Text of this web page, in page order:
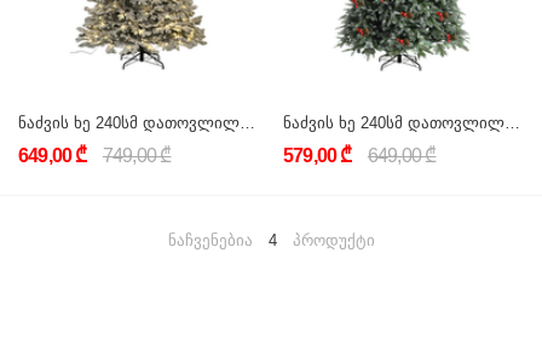
649,00 ₾ 749,00 ₾ 579,00 ₾ 649,00 ₾
ნაჩვენებია 4 პროდუქტი